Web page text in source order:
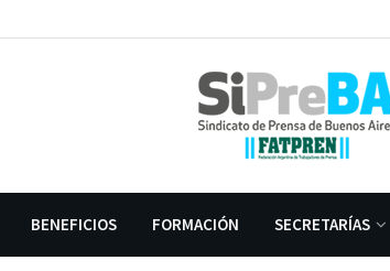
BENEFICIOS FORMACIÓN SECRETARÍAS